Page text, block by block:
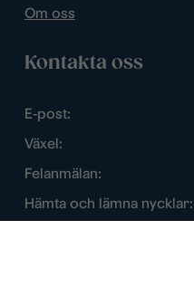
Om oss
Kontakta oss
E-post:
Växel:
Felanmälan:
Hämta och lämna nycklar: